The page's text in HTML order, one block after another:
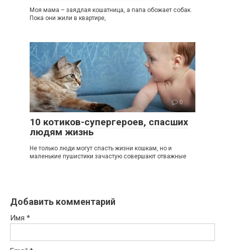
Моя мама – заядлая кошатница, а папа обожает собак.
Пока они жили в квартире,
0
10 котиков-супергероев, спасших
людям жизнь
Не только люди могут спасть жизни кошкам, но и
маленькие пушистики зачастую совершают отважные
Добавить комментарий
Имя *